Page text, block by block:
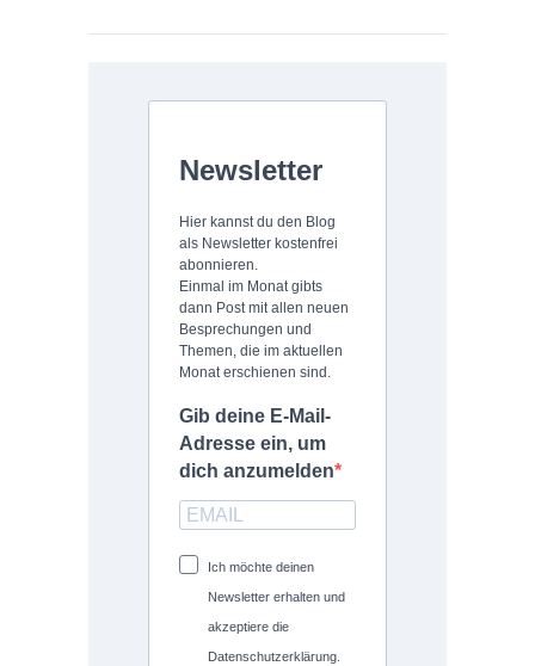
Newsletter
Hier kannst du den Blog
als Newsletter kostenfrei
abonnieren.
Einmal im Monat gibts
dann Post mit allen neuen
Besprechungen und
Themen, die im aktuellen
Monat erschienen sind.
Gib deine E-Mail-
Adresse ein, um
dich anzumelden
Ich möchte deinen
Newsletter erhalten und
akzeptiere die
Datenschutzerklärung.